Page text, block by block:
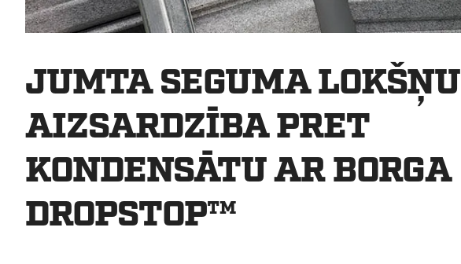
JUMTA SEGUMA LOKŠŅU
AIZSARDZĪBA PRET
KONDENSĀTU AR BORGA
DROPSTOP™